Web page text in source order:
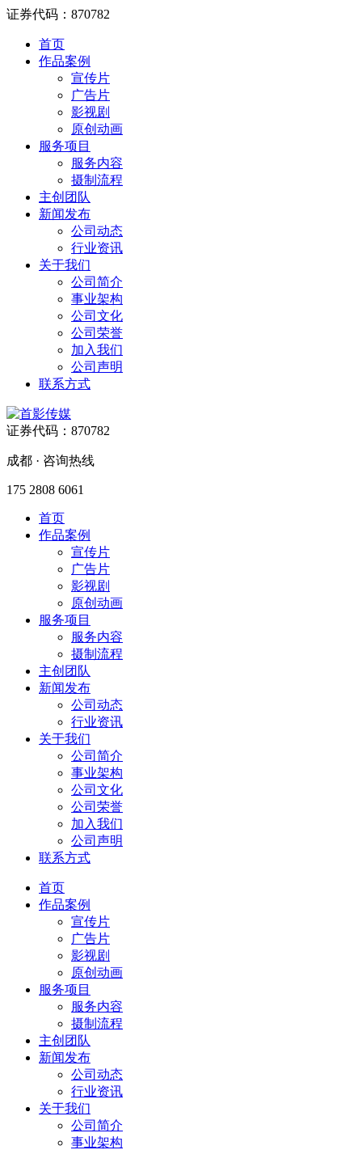
证券代码：870782
首页
作品案例
宣传片
广告片
影视剧
原创动画
服务项目
服务内容
摄制流程
主创团队
新闻发布
公司动态
行业资讯
关于我们
公司简介
事业架构
公司文化
公司荣誉
加入我们
公司声明
联系方式
证券代码：870782
成都 · 咨询热线
175 2808 6061
首页
作品案例
宣传片
广告片
影视剧
原创动画
服务项目
服务内容
摄制流程
主创团队
新闻发布
公司动态
行业资讯
关于我们
公司简介
事业架构
公司文化
公司荣誉
加入我们
公司声明
联系方式
首页
作品案例
宣传片
广告片
影视剧
原创动画
服务项目
服务内容
摄制流程
主创团队
新闻发布
公司动态
行业资讯
关于我们
公司简介
事业架构